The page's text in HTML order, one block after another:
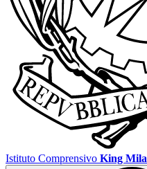
Istituto Comprensivo King Mila